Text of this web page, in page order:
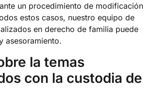
un procedimiento de modificación
estos casos, nuestro equipo de
en derecho de familia puede
asesoramiento.
la temas
con la custodia de